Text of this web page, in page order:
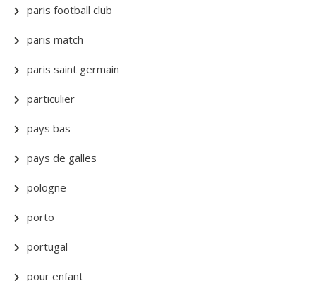
paris football club
paris match
paris saint germain
particulier
pays bas
pays de galles
pologne
porto
portugal
pour enfant